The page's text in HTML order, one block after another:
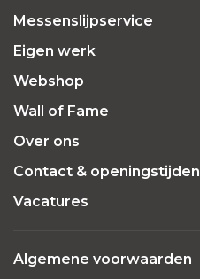
Messenslijpservice
Eigen werk
Webshop
Wall of Fame
Over ons
Contact & openingstijden
Vacatures
Algemene voorwaarden